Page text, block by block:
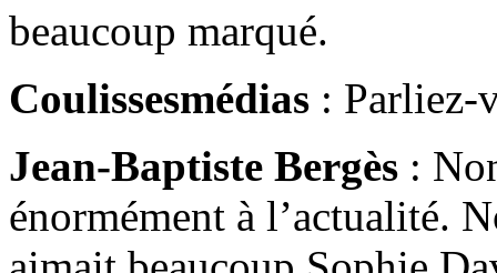
beaucoup marqué.
Coulissesmédias : Parliez-
Jean-Baptiste Bergès :
énormément à l’actualité.